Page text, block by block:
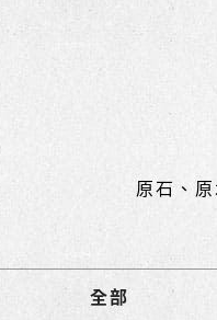
原石、
全部